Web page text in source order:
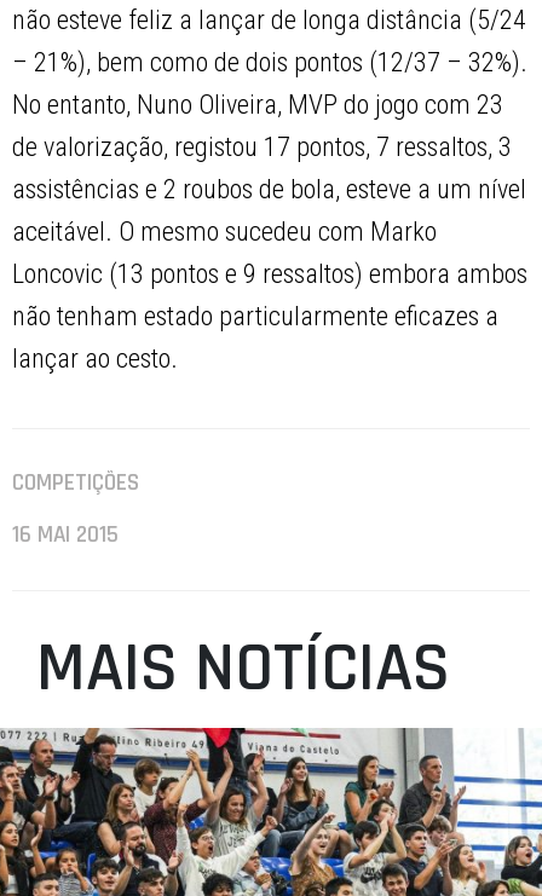
não esteve feliz a lançar de longa distância (5/24
– 21%), bem como de dois pontos (12/37 – 32%).
No entanto, Nuno Oliveira, MVP do jogo com 23
de valorização, registou 17 pontos, 7 ressaltos, 3
assistências e 2 roubos de bola, esteve a um nível
aceitável. O mesmo sucedeu com Marko
Loncovic (13 pontos e 9 ressaltos) embora ambos
não tenham estado particularmente eficazes a
lançar ao cesto.
COMPETIÇÕES
16 MAI 2015
MAIS NOTÍCIAS